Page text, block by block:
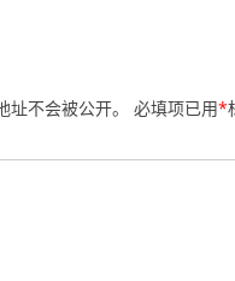
不会被公开。 必填项已用*